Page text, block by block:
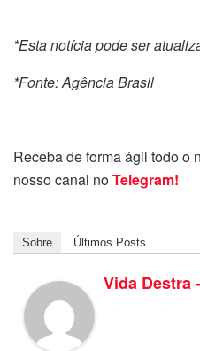
*Esta notícia pode ser
*Fonte: Agência Brasil
Receba de forma ágil todo o
nosso canal noTelegram!
Sobre Últimos Posts
Vida Destra